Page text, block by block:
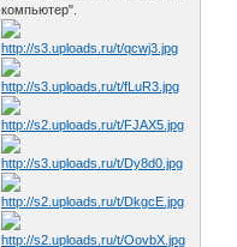
компьютер".